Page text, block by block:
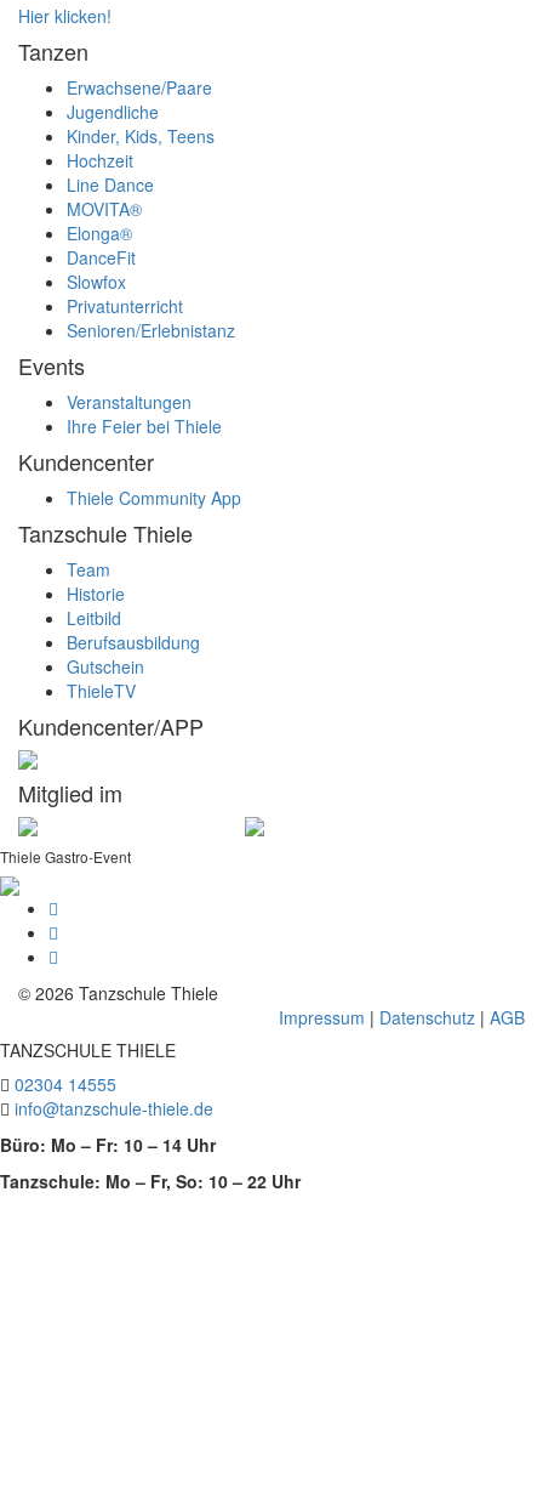
Hier klicken!
Tanzen
Erwachsene/Paare
Jugendliche
Kinder, Kids, Teens
Hochzeit
Line Dance
MOVITA®
Elonga®
DanceFit
Slowfox
Privatunterricht
Senioren/Erlebnistanz
Events
Veranstaltungen
Ihre Feier bei Thiele
Kundencenter
Thiele Community App
Tanzschule Thiele
Team
Historie
Leitbild
Berufsausbildung
Gutschein
ThieleTV
Kundencenter/APP
Mitglied im
Thiele Gastro-Event
© 2026 Tanzschule Thiele
Impressum | Datenschutz | AGB
TANZSCHULE THIELE
02304 14555
info@tanzschule-thiele.de
Büro: Mo – Fr: 10 – 14 Uhr
Tanzschule: Mo – Fr, So: 10 – 22 Uhr